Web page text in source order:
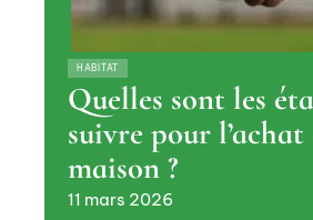
HABITAT
Quelles sont les
suivre pour l’achat
maison ?
11 mars 2026